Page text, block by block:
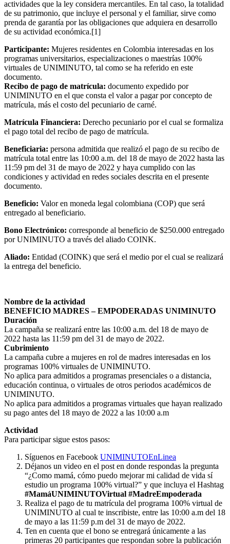
actividades que la ley considera mercantiles. En tal caso, la totalidad
de su patrimonio, que incluye el personal y el familiar, sirve como
prenda de garantía por las obligaciones que adquiera en desarrollo
de su actividad económica.[1]
Participante: Mujeres residentes en Colombia interesadas en los
programas universitarios, especializaciones o maestrías 100%
virtuales de UNIMINUTO, tal como se ha referido en este
documento.
Recibo de pago de matrícula: documento expedido por
UNIMINUTO en el que consta el valor a pagar por concepto de
matrícula, más el costo del pecuniario de carné.
Matrícula Financiera: Derecho pecuniario por el cual se formaliza
el pago total del recibo de pago de matrícula.
Beneficiaria: persona admitida que realizó el pago de su recibo de
matrícula total entre las 10:00 a.m. del 18 de mayo de 2022 hasta las
11:59 pm del 31 de mayo de 2022 y haya cumplido con las
condiciones y actividad en redes sociales descrita en el presente
documento.
Beneficio: Valor en moneda legal colombiana (COP) que será
entregado al beneficiario.
Bono Electrónico: corresponde al beneficio de $250.000 entregado
por UNIMINUTO a través del aliado COINK.
Aliado: Entidad (COINK) que será el medio por el cual se realizará
la entrega del beneficio.
Nombre de la actividad
BENEFICIO MADRES – EMPODERADAS UNIMINUTO
Duración
La campaña se realizará entre las 10:00 a.m. del 18 de mayo de
2022 hasta las 11:59 pm del 31 de mayo de 2022.
Cubrimiento
La campaña cubre a mujeres en rol de madres interesadas en los
programas 100% virtuales de UNIMINUTO.
No aplica para admitidos a programas presenciales o a distancia,
educación continua, o virtuales de otros periodos académicos de
UNIMINUTO.
No aplica para admitidos a programas virtuales que hayan realizado
su pago antes del 18 mayo de 2022 a las 10:00 a.m
Actividad
Para participar sigue estos pasos:
Síguenos en Facebook UNIMINUTOEnLinea
Déjanos un video en el post en donde respondas la pregunta
“¿Como mamá, cómo puedo mejorar mi calidad de vida sí
estudio un programa 100% virtual?” y que incluya el Hashtag
#MamáUNIMINUTOVirtual #MadreEmpoderada
Realiza el pago de tu matrícula del programa 100% virtual de
UNIMINUTO al cual te inscribiste, entre las 10:00 a.m del 18
de mayo a las 11:59 p.m del 31 de mayo de 2022.
Ten en cuenta que el bono se entregará únicamente a las
primeras 20 participantes que respondan sobre la publicación